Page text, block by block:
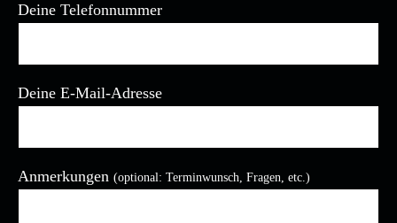
Deine Telefonnummer
Deine E-Mail-Adresse
Bitte lasse dieses Feld leer.
Anmerkungen (optional: Terminwunsch, Fragen, etc.)